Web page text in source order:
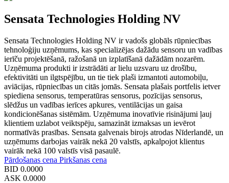
Sensata Technologies Holding NV
Sensata Technologies Holding NV ir vadošs globāls rūpniecības
tehnoloģiju uzņēmums, kas specializējas dažādu sensoru un vadības
ierīču projektēšanā, ražošanā un izplatīšanā dažādām nozarēm.
Uzņēmuma produkti ir izstrādāti ar lielu uzsvaru uz drošību,
efektivitāti un ilgtspējību, un tie tiek plaši izmantoti automobiļu,
aviācijas, rūpniecības un citās jomās. Sensata plašais portfelis ietver
spiediena sensorus, temperatūras sensorus, pozīcijas sensorus,
slēdžus un vadības ierīces apkures, ventilācijas un gaisa
kondicionēšanas sistēmām. Uzņēmuma inovatīvie risinājumi ļauj
klientiem uzlabot veiktspēju, samazināt izmaksas un ievērot
normatīvās prasības. Sensata galvenais birojs atrodas Nīderlandē, un
uzņēmums darbojas vairāk nekā 20 valstīs, apkalpojot klientus
vairāk nekā 100 valstīs visā pasaulē.
Pārdošanas cena Pirkšanas cena
BID 0.0000
ASK 0.0000